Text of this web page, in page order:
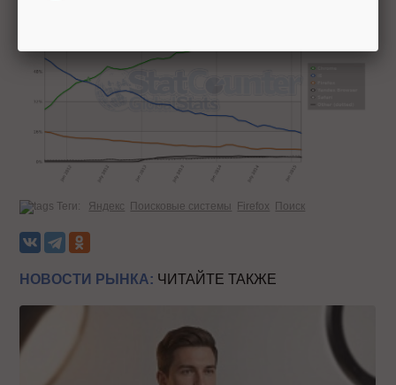
Теги: Яндекс Поисковые системы Firefox Поиск
НОВОСТИ РЫНКА: ЧИТАЙТЕ ТАКЖЕ